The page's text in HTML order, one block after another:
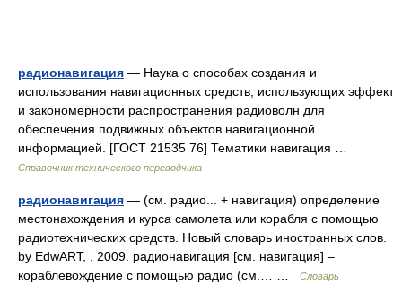
радионавигация — Наука о способах создания и
использования навигационных средств, использующих эффект
и закономерности распространения радиоволн для
обеспечения подвижных объектов навигационной
информацией. [ГОСТ 21535 76] Тематики навигация …
Справочник технического переводчика
радионавигация — (см. радио... + навигация) определение
местонахождения и курса самолета или корабля с помощью
радиотехнических средств. Новый словарь иностранных слов.
by EdwART, , 2009. радионавигация [см. навигация] –
кораблевождение с помощью радио (см.… …
Словарь